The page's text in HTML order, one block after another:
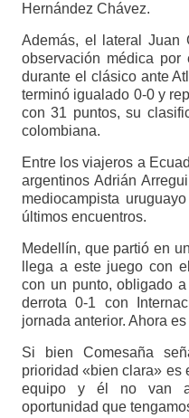
Hernández Chávez.
Además, el lateral Juan
observación médica
durante el clásico ante
terminó igualado 0-0 y
con 31 puntos, su
colombiana.
Entre los viajeros a
argentinos Adrián
mediocampista
últimos encuentros.
Medellín, que partió en
llega a este juego con
con un punto, obligado
derrota 0-1 con
jornada anterior. Ahora
Si bien Comesaña
prioridad «bien clara» es
equipo y él no van
oportunidad que